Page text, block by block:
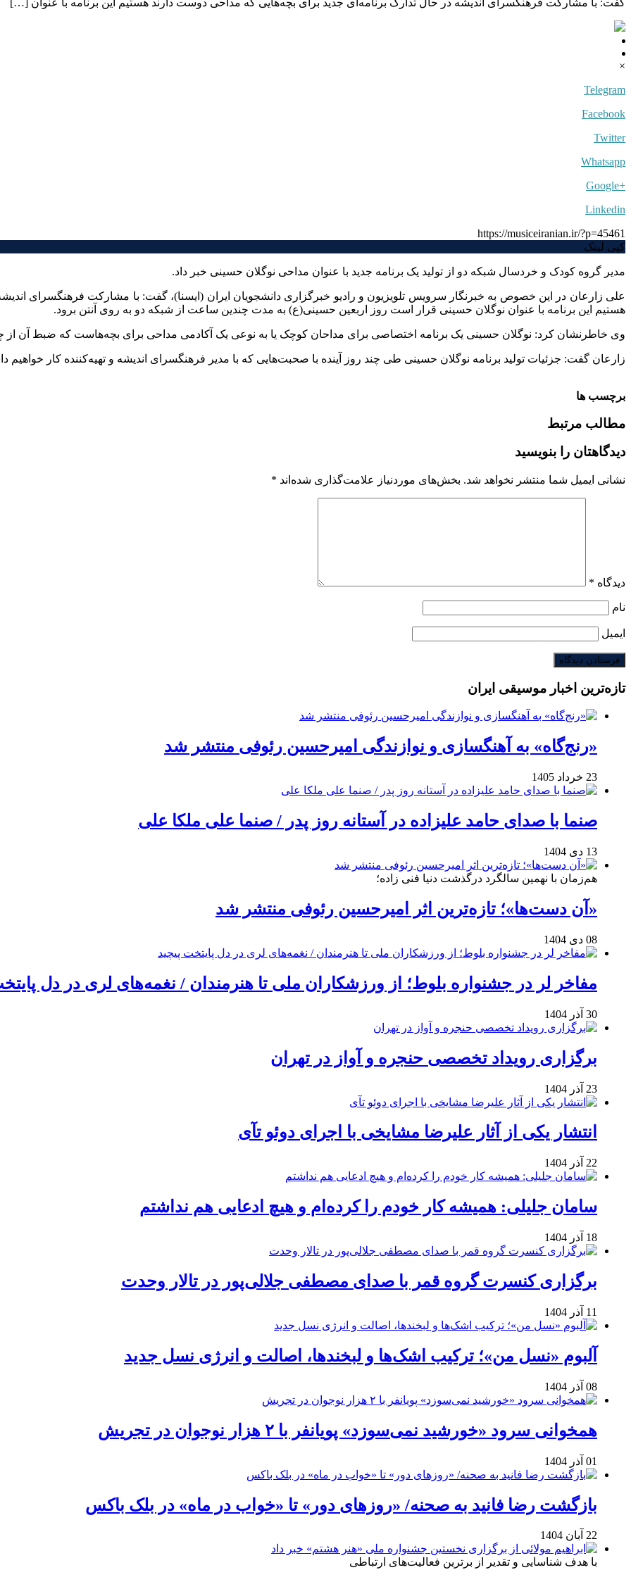
×
Telegram
Facebook
Twitter
Whatsapp
+Google
Linkedin
https://musiceiranian.ir/?p=45461
کپی لینک
مدیر گروه کودک و خردسال شبکه دو از تولید یک برنامه جدید با عنوان مداحی نوگلان حسینی خبر داد.
علی زارعان در این خصوص به خبرنگار سرویس تلویزیون و رادیو خبرگزاری دانشجویان ایران (ایسنا)، گفت: با مشارکت فرهنگسرای
هستیم این برنامه با عنوان نوگلان حسینی قرار است روز اربعین حسینی(ع) به مدت چندین ساعت از شبکه دو به روی آنتن برود.
وی خاطرنشان کرد: نوگلان حسینی یک برنامه اختصاصی برای مداحان کوچک یا به نوعی یک آکادمی مداحی برای بچه‌هاست که ضبط آن از
زارعان گفت: جزئیات تولید برنامه نوگلان حسینی طی چند روز آینده با صحبت‌هایی که با مدیر فرهنگسرای اندیشه و تهیه‌کننده کار
برچسب ها
مطالب مرتبط
دیدگاهتان را بنویسید
نشانی ایمیل شما منتشر نخواهد شد. بخش‌های موردنیاز علامت‌گذاری شده‌اند *
دیدگاه *
نام
ایمیل
تازه‌ترین اخبار موسیقی ایران
«رنج‌گاه» به آهنگسازی و نوازندگی امیرحسین رئوفی منتشر شد
23 خرداد 1405
صنما با صدای حامد علیزاده در آستانه روز پدر / صنما علی ملکا علی
13 دی 1404
هم‌زمان با نهمین سالگرد درگذشت دنیا فنی زاده؛
«آن دست‌ها»؛ تازه‌ترین اثر امیرحسین رئوفی منتشر شد
08 دی 1404
مفاخر لر در جشنواره بلوط؛ از ورزشکاران ملی تا هنرمندان / نغمه‌های لری در دل
30 آذر 1404
برگزاری رویداد تخصصی حنجره و آواز در تهران
23 آذر 1404
انتشار یکی از آثار علیرضا مشایخی با اجرای دوئو تآی
22 آذر 1404
سامان جلیلی: همیشه کار خودم را کرده‌ام و هیچ ادعایی هم نداشتم
18 آذر 1404
برگزاری کنسرت گروه قمر با صدای مصطفی جلالی‌پور در تالار وحدت
11 آذر 1404
آلبوم «نسل من»؛ ترکیب اشک‌ها و لبخندها، اصالت و انرژی نسل جدید
08 آذر 1404
همخوانی سرود «خورشید نمی‌سوزد» پویانفر با ۲ هزار نوجوان در تجریش
01 آذر 1404
بازگشت رضا فانید به صحنه/ «روزهای دور» تا «خواب در ماه» در بلک باکس
22 آبان 1404
با هدف شناسایی و تقدیر از برترین فعالیت‌های ارتباطی